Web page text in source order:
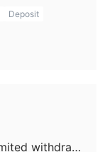
Deposit
How long does Acetop Financial Limited withdrawal take?